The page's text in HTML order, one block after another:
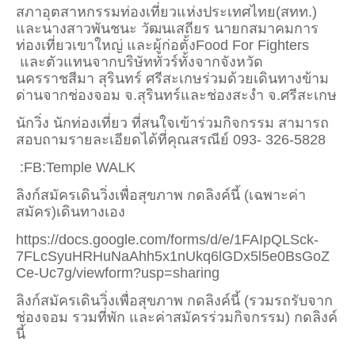
สภาอุตสาหกรรมท่องเที่ยวแห่งประเทศไทย(สทท.)
และนางสาวพันชนะ วัฒนเสถียร นายกสมาคมการ
ท่องเที่ยวเขาใหญ่ และผู้ก่อตั้งFood For Fighters
และตัวแทนจากบริษัททัวร์ทั้งจากจังหวัด
นครราชสีมา สุรินทร์ ศรีสะเกษร่วมด้วยเดินทางข้าม
ด่านจากช่องจอม จ.สุรินทร์และช่องสะงำ จ.ศรีสะเกษ
นักวิ่ง นักท่องเที่ยว ที่สนใจเข้าร่วมกิจกรรม สามารถ
สอบถามรายละเอียดได้ที่คุณสรณีย์ 093- 326-5828
:FB:Temple WALK
ลิงก์สมัครเดินวิ่งเพื่อสุขภาพ กดลิงค์นี้ (เฉพาะค่า
สมัคร)เดินทางเอง
https://docs.google.com/forms/d/e/1FAIpQLSck-
7FLcSyuHRHuNaAhh5x1nUkq6 lGDx5 5e0BsGoZ
Ce-Uc7g/viewform?usp=sharing
ลิงก์สมัครเดินวิ่งเพื่อสุขภาพ กดลิงค์นี้ (รวมรถรับจาก
ช่องจอม รวมที่พัก และค่าสมัครร่วมกิจกรรม) กดลิงค์
นี้